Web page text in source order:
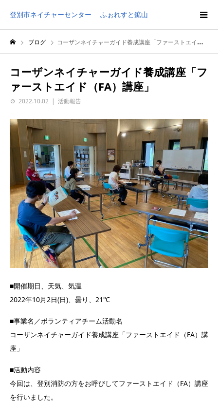
登別市ネイチャーセンター ふぉれすと鉱山
ブログ コーザンネイチャーガイド養成講座「ファーストエイド（FA）講座」
コーザンネイチャーガイド養成講座「フ
ァーストエイド（FA）講座」
2022.10.02 活動報告
■開催期日、天気、気温
2022年10月2日(日)、曇り、21℃
■事業名／ボランティアチーム活動名
コーザンネイチャーガイド養成講座「ファーストエイド（FA）講
座」
■活動内容
今回は、登別消防の方をお呼びしてファーストエイド（FA）講座
を行いました。